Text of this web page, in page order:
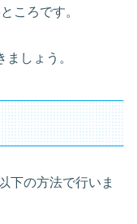
ころです。
しょう。
下の方法で行いま